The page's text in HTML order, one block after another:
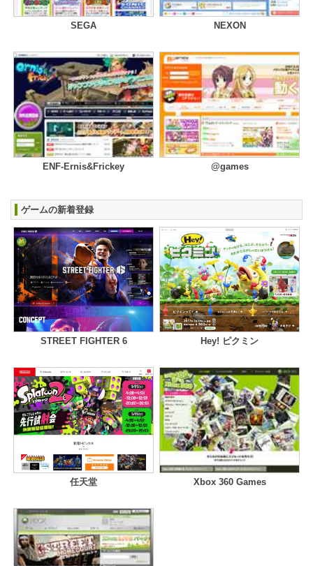
SEGA NEXON
ENF-Ernis&Frickey @games
ゲームの新着登録
STREET FIGHTER 6 Hey! ピクミン
任天堂 Xbox 360 Games